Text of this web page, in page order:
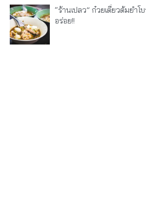
“ร้านเปลว” ก๋วยเตี๋ยวต้มยำ
อร่อย!!